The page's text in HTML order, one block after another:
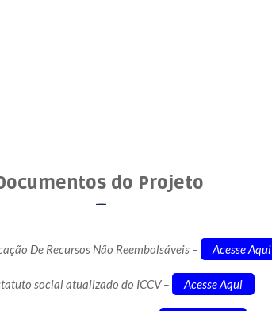
do Projeto
De Recursos Não Reembolsáveis – Acesse Aqui
social atualizado do ICCV – Acesse Aqui